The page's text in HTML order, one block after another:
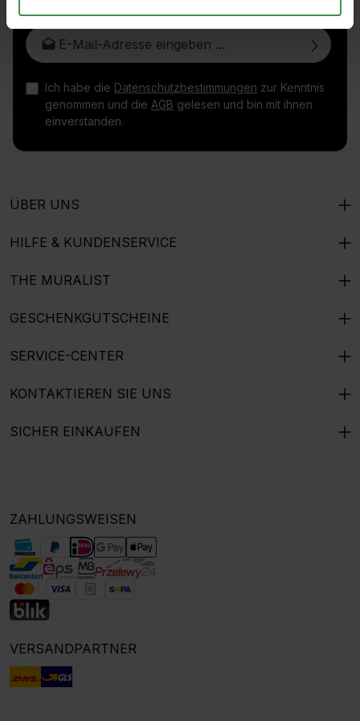
E-Mail-Adresse*
Ich habe die Datenschutzbestimmungen zur Kenntnis
genommen und die AGB gelesen und bin mit ihnen
einverstanden.
ÜBER UNS
HILFE & KUNDENSERVICE
THE MURALIST
GESCHENKGUTSCHEINE
SERVICE-CENTER
KONTAKTIEREN SIE UNS
SICHER EINKAUFEN
ZAHLUNGSWEISEN
VERSANDPARTNER